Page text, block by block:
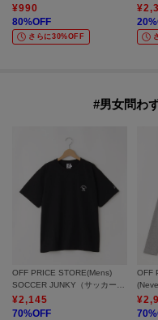
¥990
80%OFF
さらに30%OFF
¥
20
#男女問わ
OFF PRICE STORE(Mens)
¥2,145
70%OFF
OFF
¥
70